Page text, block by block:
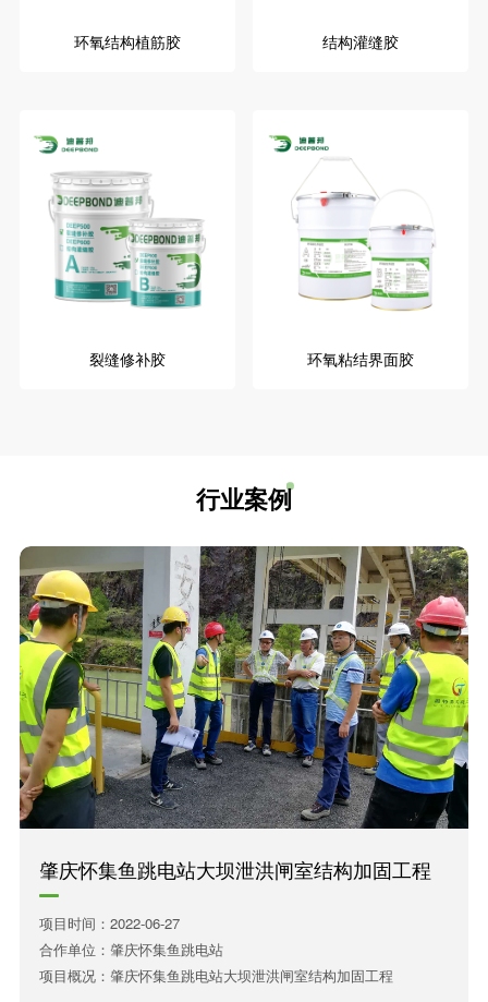
环氧结构植筋胶 结构灌缝胶
裂缝修补胶 环氧粘结界面胶
行业案例
肇庆怀集鱼跳电站大坝泄洪闸室结构加固工程
项目时间：2022-06-27
合作单位：肇庆怀集鱼跳电站
项目概况：肇庆怀集鱼跳电站大坝泄洪闸室结构加固工程